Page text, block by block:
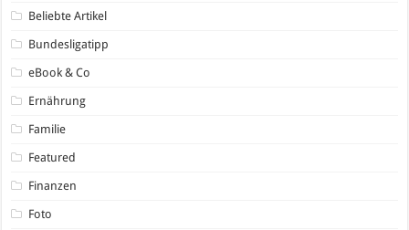
Beliebte Artikel
Bundesligatipp
eBook & Co
Ernährung
Familie
Featured
Finanzen
Foto